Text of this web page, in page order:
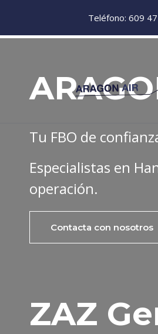
Teléfono: 609
Tu FBO de
Especialistas en
operación.
Contacta con nosotros
ZAZ